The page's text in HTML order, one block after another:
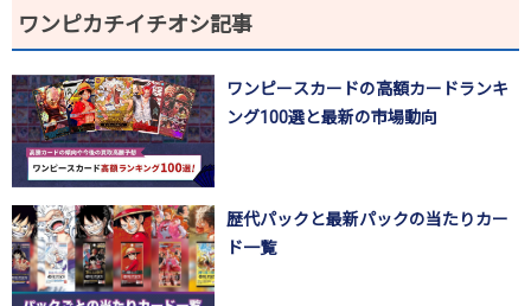
ワンピカチイチオシ記事
ワンピースカードの高額カードランキ
ング100選と最新の市場動向
歴代パックと最新パックの当たりカー
ド一覧